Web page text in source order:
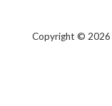
Copyright © 2026